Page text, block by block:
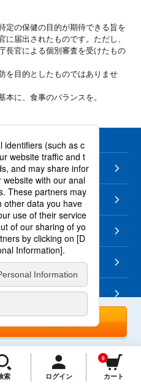
索 ログイン
0
カート
定の保健の目的が期待できる旨を
届出されたものです。ただし、
長官による個別審査を受けたもの
を目的としたものではありませ
本に、食事のバランスを。